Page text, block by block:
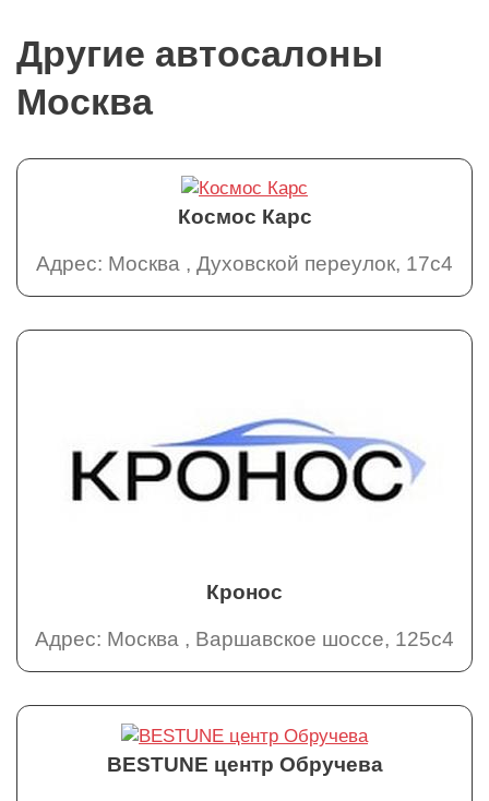
Другие автосалоны
Москва
Космос Карс
Адрес: Москва , Духовской переулок, 17с4
Кронос
Адрес: Москва , Варшавское шоссе, 125с4
BESTUNE центр Обручева